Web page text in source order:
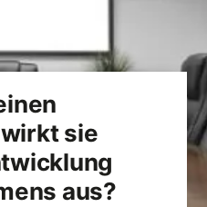
sie
aus?